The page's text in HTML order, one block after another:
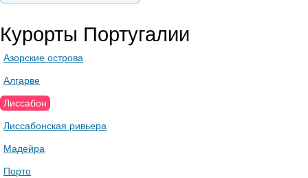
Курорты Португалии
Азорские острова
Алгарве
Лиссабон
Лиссабонская ривьера
Мадейра
Порто